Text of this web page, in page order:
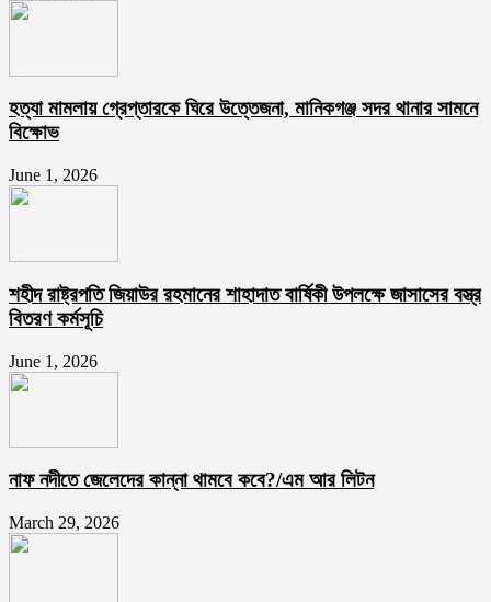
হত্যা মামলায় গ্রেপ্তারকে ঘিরে উত্তেজনা, মানিকগঞ্জ সদর থানার সামনে
বিক্ষোভ
June 1, 2026
শহীদ রাষ্ট্রপতি জিয়াউর রহমানের শাহাদাত বার্ষিকী উপলক্ষে জাসাসের বস্ত্র
বিতরণ কর্মসূচি
June 1, 2026
নাফ নদীতে জেলেদের কান্না থামবে কবে?/এম আর লিটন
March 29, 2026